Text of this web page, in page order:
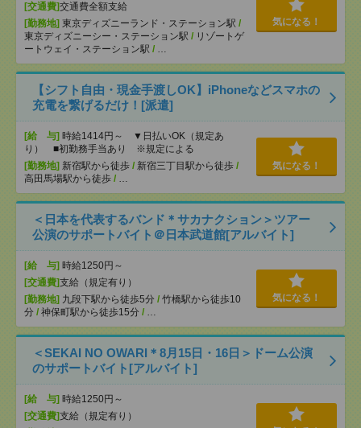
[交通費]交通費全額支給
[勤務地] 東京ディズニーランド・ステーション駅 /
東京ディズニーシー・ステーション駅 / リゾートゲ
ートウェイ・ステーション駅 / …
気になる！
【シフト自由・現金手渡しOK】iPhoneなどスマホの
充電を繋げるだけ！[派遣]
[給 与] 時給1414円～ ▼日払いOK（規定あ
り） ■初勤務手当あり ※規定による
[勤務地] 新宿駅から徒歩 / 新宿三丁目駅から徒歩 /
高田馬場駅から徒歩 / …
気になる！
＜日本を代表するバンド＊サカナクション＞ツアー
公演のサポートバイト＠日本武道館[アルバイト]
[給 与] 時給1250円～
[交通費]支給（規定有り）
[勤務地] 九段下駅から徒歩5分 / 竹橋駅から徒歩10
分 / 神保町駅から徒歩15分 / …
気になる！
＜SEKAI NO OWARI＊8月15日・16日＞ドーム公演
のサポートバイト[アルバイト]
[給 与] 時給1250円～
[交通費]支給（規定有り）